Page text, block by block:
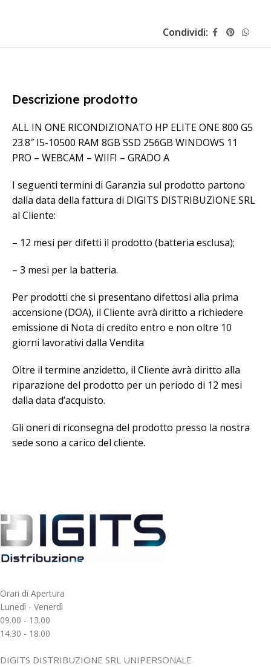
Condividi:
Descrizione prodotto
ALL IN ONE RICONDIZIONATO HP ELITE ONE 800 G5
23.8″ I5-10500 RAM 8GB SSD 256GB WINDOWS 11
PRO – WEBCAM – WIIFI – GRADO A
I seguenti termini di Garanzia sul prodotto partono
dalla data della fattura di DIGITS DISTRIBUZIONE SRL
al Cliente:
– 12 mesi per difetti il prodotto (batteria esclusa);
– 3 mesi per la batteria.
Per prodotti che si presentano difettosi alla prima
accensione (DOA), il Cliente avrà diritto a richiedere
emissione di Nota di credito entro e non oltre 10
giorni lavorativi dalla Vendita
Oltre il termine anzidetto, il Cliente avrà diritto alla
riparazione del prodotto per un periodo di 12 mesi
dalla data d’acquisto.
Gli oneri di riconsegna del prodotto presso la nostra
sede sono a carico del cliente.
Orari di Apertura
Lunedì - Venerdì
09.00 - 13.00
14.30 - 18.00
DIGITS DISTRIBUZIONE SRL UNIPERSONALE